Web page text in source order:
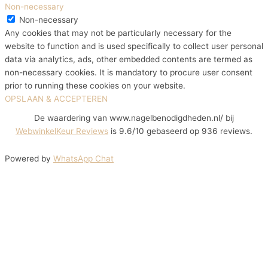
Non-necessary
Non-necessary
Any cookies that may not be particularly necessary for the
website to function and is used specifically to collect user personal
data via analytics, ads, other embedded contents are termed as
non-necessary cookies. It is mandatory to procure user consent
prior to running these cookies on your website.
OPSLAAN & ACCEPTEREN
De waardering van www.nagelbenodigdheden.nl/ bij
WebwinkelKeur Reviews is 9.6/10 gebaseerd op 936 reviews.
Powered by WhatsApp Chat